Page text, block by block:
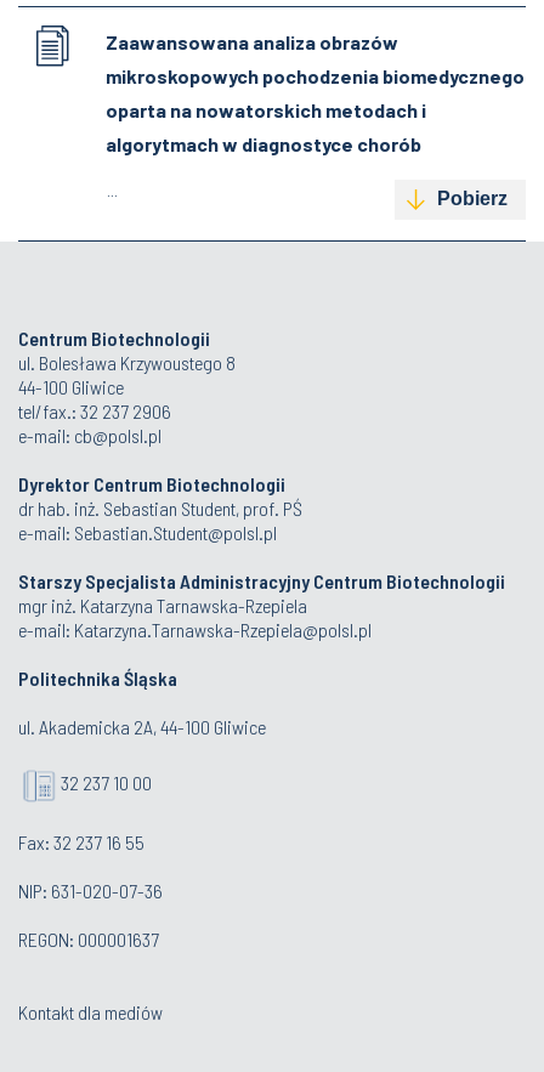
Zaawansowana analiza obrazów
mikroskopowych pochodzenia biomedycznego
oparta na nowatorskich metodach i
algorytmach w diagnostyce chorób
Pobierz
Centrum Biotechnologii
ul. Bolesława Krzywoustego 8
44-100 Gliwice
tel/fax.: 32 237 2906
e-mail: cb@polsl.pl
Dyrektor Centrum Biotechnologii
dr hab. inż. Sebastian Student, prof. PŚ
e-mail: Sebastian.Student@polsl.pl
Starszy Specjalista Administracyjny Centrum Biotechnologii
mgr inż. Katarzyna Tarnawska-Rzepiela
e-mail: Katarzyna.Tarnawska-Rzepiela@polsl.pl
Politechnika Śląska
ul. Akademicka 2A, 44-100 Gliwice
32 237 10 00
Fax: 32 237 16 55
NIP: 631-020-07-36
REGON: 000001637
Kontakt dla mediów